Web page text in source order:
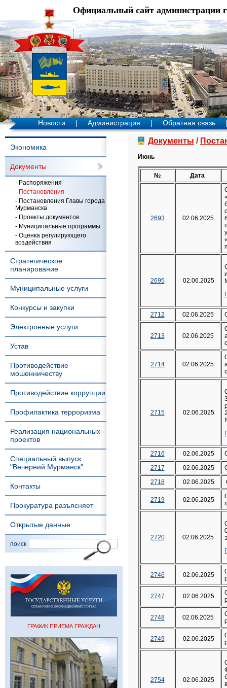
Официальный сайт администрации
Новости | Администрация | Обратная связь |
Экономика
Документы
- Распоряжения
- Постановления
- Постановления Главы города
Мурманска
- Проекты документов
- Муниципальные программы
- Оценка регулирующего
воздействия
Стратегическое
планирование
Муниципальные услуги
Конкурсы и закупки
Электронные услуги
Устав
Противодействие
мошенничеству
Противодействие коррупции
Профилактика терроризма
Реализация национальных
проектов
Специальный выпуск
"Вечерний Мурманск"
Контакты
Прокуратура разъясняет
Открытые данные
поиск
ГРАФИК ПРИЕМА ГРАЖДАН
Документы /
Июнь
№ Дата
2693 02.06.2025
2695 02.06.2025
2712 02.06.2025
2713 02.06.2025
2714 02.06.2025
2715 02.06.2025
2716 02.06.2025
2717
02.06.2025
2718
02.06.2025
2719 02.06.2025
2720 02.06.2025
2746 02.06.2025
2747 02.06.2025
2748 02.06.2025
2749 02.06.2025
2754 02.06.2025